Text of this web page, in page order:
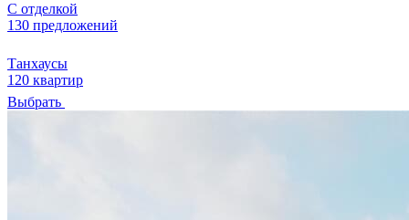
С отделкой
130 предложений
Танхаусы
120 квартир
Выбрать